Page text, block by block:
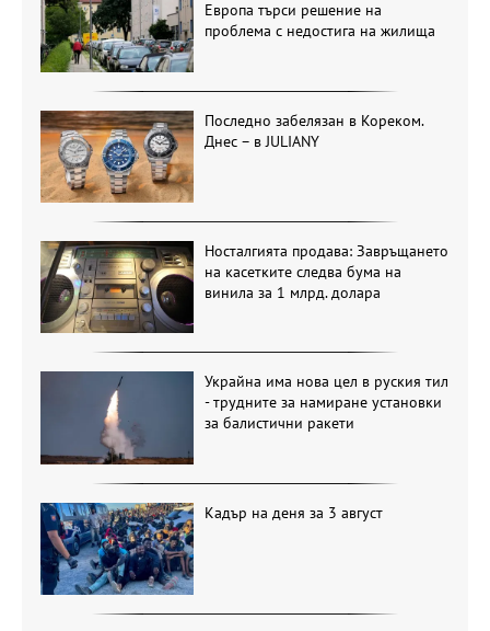
Европа търси решение на
проблема с недостига на жилища
Последно забелязан в Кореком.
Днес – в JULIANY
Носталгията продава: Завръщането
на касетките следва бума на
винила за 1 млрд. долара
Украйна има нова цел в руския тил
- трудните за намиране установки
за балистични ракети
Кадър на деня за 3 август